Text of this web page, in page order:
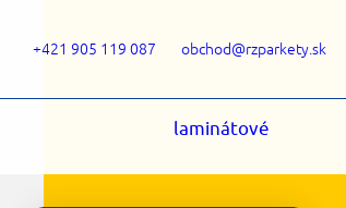
+421 905 119 087 obchod@rzparkety.sk
laminátové